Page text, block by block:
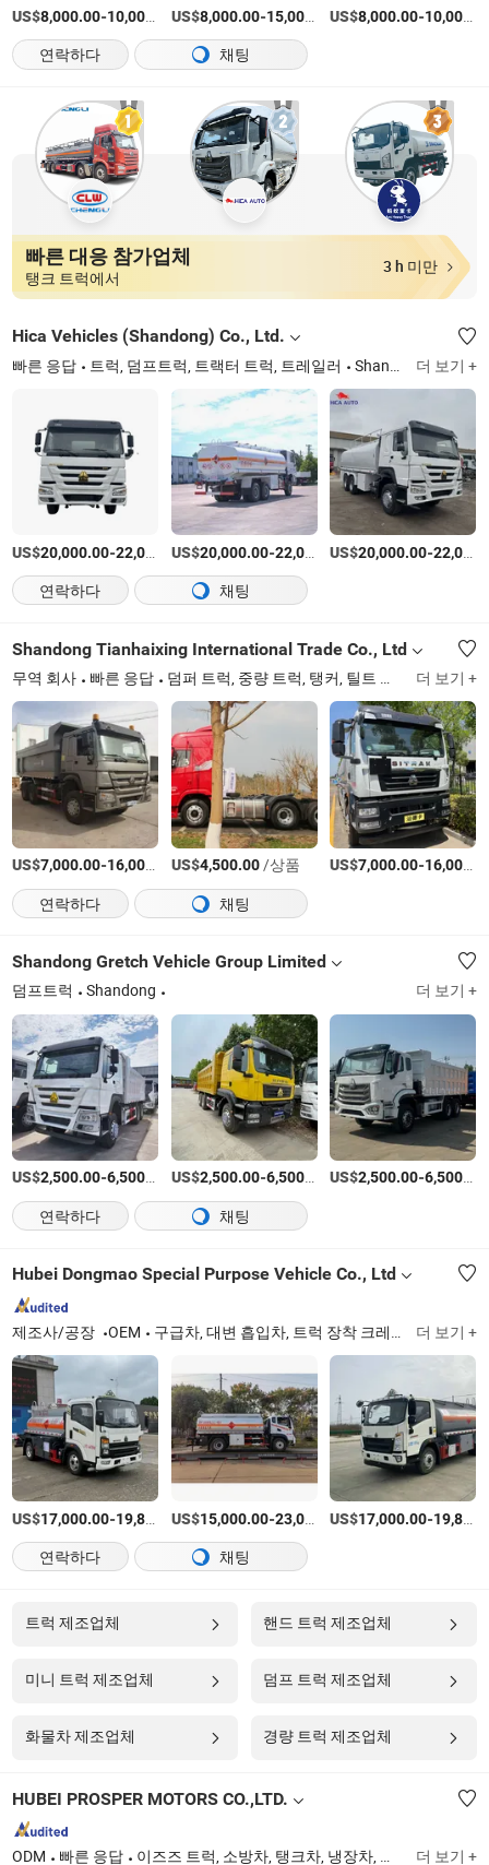
US$8,000.00-10,000.00 /UNIT
US$8,000.00-15,000.00 /UNIT
US$8,000.00-10,000.00
연락하다 채팅
빠른 대응 참가업체
탱크 트럭에서
3 h 미만
Hica Vehicles (Shandong) Co., Ltd.
빠른 응답 트럭, 덤프트럭, 트랙터 트럭, 트레일러 Shandong 더 보기 +
US$20,000.00-22,000.00 /unit
US$20,000.00-22,000.00 /unit
US$20,000.00-22,000.00
연락하다 채팅
Shandong Tianhaixing International Trade Co., Ltd
무역 회사 빠른 응답 덤퍼 트럭, 중량 트럭, 탱커, 틸트 트럭, 트레일러 트럭, 믹서 트럭, 덤프 트럭, 세미 트레일러, 중고 트럭, 트랙터 트럭 더 보기 +
US$7,000.00-16,000.00 /상품
US$4,500.00/상품 US$7,000.00-16,000.00
연락하다 채팅
Shandong Gretch Vehicle Group Limited
덤프트럭 Shandong 더 보기 +
US$2,500.00-6,500.00 /상품
US$2,500.00-6,500.00 /상품
US$2,500.00-6,500.00
연락하다
채팅
Hubei Dongmao Special Purpose Vehicle Co., Ltd
제조사/공장 OEM 구급차, 대변 흡입차, 트럭 장착 크레인, 고소 작업 플랫폼 트럭, 스윙 암 쓰레기차, 냉장 트럭, 소방차, 물차, 압축 쓰레기차 더 보기 +
US$17,000.00-19,800.00 /상품
US$15,000.00-23,000.00 /Unit
US$17,000.00-19,800.00
연락하다 채팅
트럭 제조업체 핸드 트럭 제조업체
미니 트럭 제조업체 덤프 트럭 제조업체
화물차 제조업체 경량 트럭 제조업체
HUBEI PROSPER MOTORS CO.,LTD.
ODM 빠른 응답 이즈즈 트럭, 소방차, 탱크차, 냉장차, 쓰레기차, 연료차, 물차, 견인차, 맨리프트 트럭 더 보기 +